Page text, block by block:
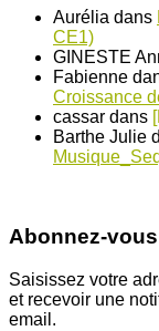
Aurélia dans
CE1)
GINESTE
Fabienne
Croissance
cassar dans
Barthe Julie
Abonnez-
Saisissez votre
et recevoir une
email.